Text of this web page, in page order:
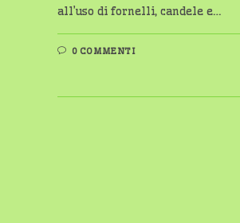
all’uso di fornelli, candele e…
0 COMMENTI